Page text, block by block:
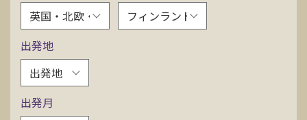
イベント
新着情報
会社情報
出発地
出発月